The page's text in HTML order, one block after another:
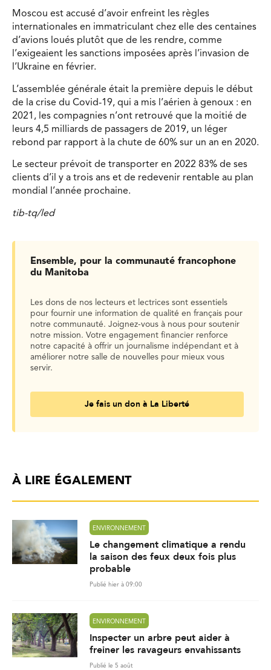
Moscou est accusé d’avoir enfreint les règles
internationales en immatriculant chez elle des centaines
d’avions loués plutôt que de les rendre, comme
l’exigeaient les sanctions imposées après l’invasion de
l’Ukraine en février.
L’assemblée générale était la première depuis le début
de la crise du Covid-19, qui a mis l’aérien à genoux : en
2021, les compagnies n’ont retrouvé que la moitié de
leurs 4,5 milliards de passagers de 2019, un léger
rebond par rapport à la chute de 60% sur un an en 2020.
Le secteur prévoit de transporter en 2022 83% de ses
clients d’il y a trois ans et de redevenir rentable au plan
mondial l’année prochaine.
tib-tq/led
Ensemble, pour la communauté francophone
du Manitoba
Les dons de nos lecteurs et lectrices sont essentiels
pour fournir une information de qualité en français pour
notre communauté. Joignez-vous à nous pour soutenir
notre mission. Votre engagement financier renforce
notre capacité à offrir un journalisme indépendant et à
améliorer notre salle de nouvelles pour mieux vous
servir.
Je fais un don à La Liberté
À LIRE ÉGALEMENT
ENVIRONNEMENT
Le changement climatique a rendu
la saison des feux deux fois plus
probable
Publié hier à 09:00
ENVIRONNEMENT
Inspecter un arbre peut aider à
freiner les ravageurs envahissants
Publié le 5 août